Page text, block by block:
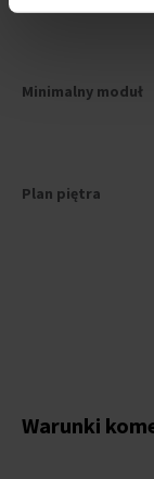
Minimalny moduł
Plan piętra
Warunki